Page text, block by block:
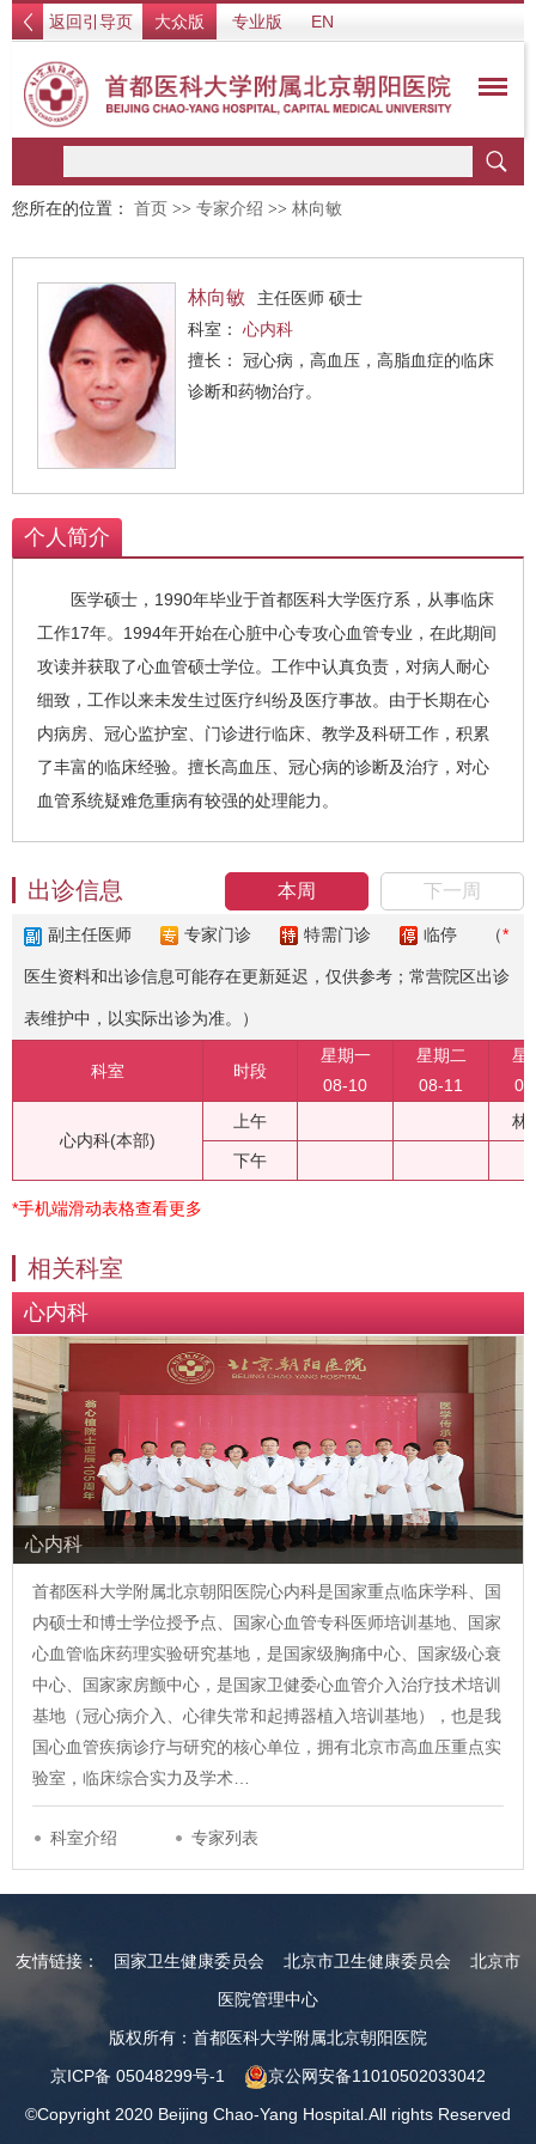
返回引导页 大众版 专业版 EN
您所在的位置： 首页 >> 专家介绍 >> 林向敏
林向敏
主任医师 硕士
科室： 心内科
擅长： 冠心病，高血压，高脂血症的临床
诊断和药物治疗。
个人简介
医学硕士，1990年毕业于首都医科大学医疗系，从事临床
工作17年。1994年开始在心脏中心专攻心血管专业，在此期间
攻读并获取了心血管硕士学位。工作中认真负责，对病人耐心
细致，工作以来未发生过医疗纠纷及医疗事故。由于长期在心
内病房、冠心监护室、门诊进行临床、教学及科研工作，积累
了丰富的临床经验。擅长高血压、冠心病的诊断及治疗，对心
血管系统疑难危重病有较强的处理能力。
本周 下一周
出诊信息
副主任医师 专家门诊 特需门诊 临停 （*
医生资料和出诊信息可能存在更新延迟，仅供参考；常营院区出诊
表维护中，以实际出诊为准。）
科室 时段
星期一
08-10
星期二
08-11
星
心内科(本部)
上午 林
下午
*手机端滑动表格查看更多
相关科室
心内科
心内科
首都医科大学附属北京朝阳医院心内科是国家重点临床学科、国
内硕士和博士学位授予点、国家心血管专科医师培训基地、国家
心血管临床药理实验研究基地，是国家级胸痛中心、国家级心衰
中心、国家家房颤中心，是国家卫健委心血管介入治疗技术培训
基地（冠心病介入、心律失常和起搏器植入培训基地），也是我
国心血管疾病诊疗与研究的核心单位，拥有北京市高血压重点实
验室，临床综合实力及学术…
科室介绍 专家列表
友情链接： 国家卫生健康委员会 北京市卫生健康委员会
北京市
医院管理中心
版权所有：首都医科大学附属北京朝阳医院
京ICP备 05048299号-1
京公网安备11010502033042
©Copyright 2020 Beijing Chao-Yang Hospital.All rights Reserved